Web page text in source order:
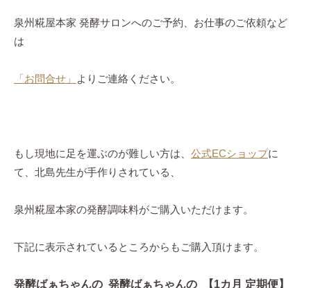
泉州糀屋本家 発酵サロンへのご予約、お仕事のご依頼など
は
「お問合せ」 よりご連絡ください。
もし現地に足を運ぶのが難しい方は、 公式ECショップに
て、北島先生が手作りされている、
泉州糀屋本家の発酵調味料がご購入いただけます。
下記に表示されているところからもご購入頂けます。
発酵ばぁちゃんの 発酵ばぁちゃんの
【1カ月 定期便】